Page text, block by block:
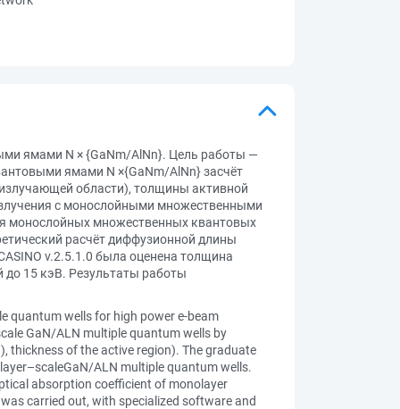
ямами N × {GaNm/AlNn}. Цель работы —
ямами N ×{GaNm/AlNn} засчёт
области), толщины активной
с монослойными множественными
монослойных множественных квантовых
расчёт диффузионной длины
v.2.5.1.0 была оценена толщина
до 15 кэВ. Результаты работы
quantum wells for high power e-beam
GaN/ALN multiple quantum wells by
thickness of the active region). The graduate
ALN multiple quantum wells.
absorption coefficient of monolayer
carried out, with specialized software and